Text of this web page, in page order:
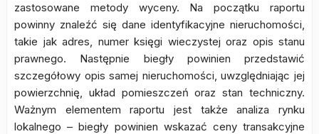
zastosowane metody wyceny. Na początku raportu
powinny znaleźć się dane identyfikacyjne nieruchomości,
takie jak adres, numer księgi wieczystej oraz opis stanu
prawnego. Następnie biegły powinien przedstawić
szczegółowy opis samej nieruchomości, uwzględniając jej
powierzchnię, układ pomieszczeń oraz stan techniczny.
Ważnym elementem raportu jest także analiza rynku
lokalnego – biegły powinien wskazać ceny transakcyjne